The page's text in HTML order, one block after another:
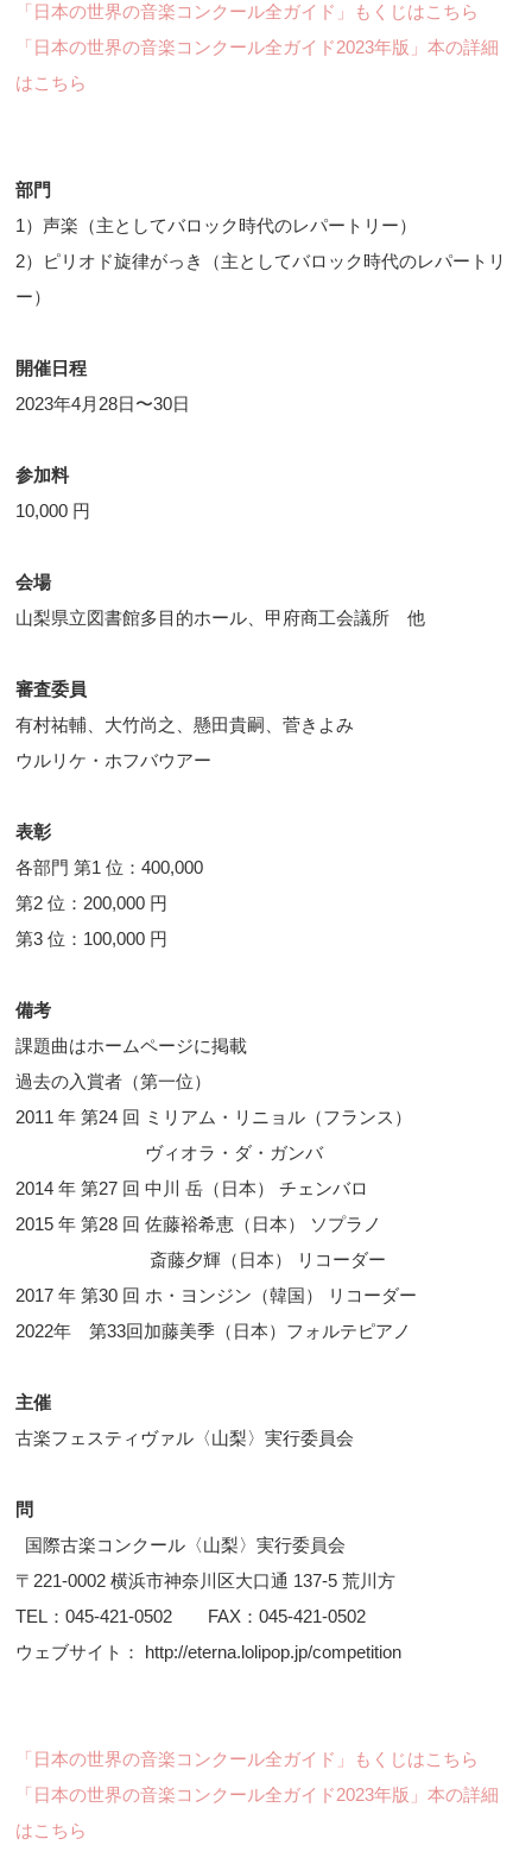
「日本の世界の音楽コンクール全ガイド」もくじはこちら
「日本の世界の音楽コンクール全ガイド2023年版」本の詳細
はこちら
部門
1）声楽（主としてバロック時代のレパートリー）
2）ピリオド旋律がっき（主としてバロック時代のレパートリ
ー）
開催日程
2023年4月28日〜30日
参加料
10,000 円
会場
山梨県立図書館多目的ホール、甲府商工会議所 他
審査委員
有村祐輔、大竹尚之、懸田貴嗣、菅きよみ
ウルリケ・ホフバウアー
表彰
各部門 第1 位：400,000
第2 位：200,000 円
第3 位：100,000 円
備考
課題曲はホームページに掲載
過去の入賞者（第一位）
2011 年 第24 回 ミリアム・リニョル（フランス）
ヴィオラ・ダ・ガンバ
2014 年 第27 回 中川 岳（日本） チェンバロ
2015 年 第28 回 佐藤裕希恵（日本） ソプラノ
斎藤夕輝（日本） リコーダー
2017 年 第30 回 ホ・ヨンジン（韓国） リコーダー
2022年 第33回加藤美季（日本）フォルテピアノ
主催
古楽フェスティヴァル〈山梨〉実行委員会
問
国際古楽コンクール〈山梨〉実行委員会
〒221-0002 横浜市神奈川区大口通 137-5 荒川方
TEL：045-421-0502 FAX：045-421-0502
ウェブサイト： http://eterna.lolipop.jp/competition
「日本の世界の音楽コンクール全ガイド」もくじはこちら
「日本の世界の音楽コンクール全ガイド2023年版」本の詳細
はこちら